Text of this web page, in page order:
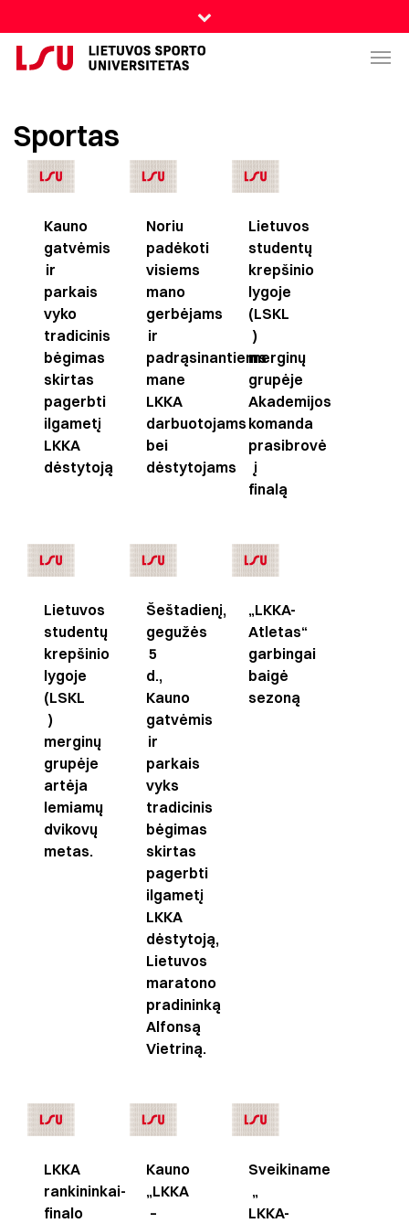
Sportas
Kauno
gatvėmis
ir
parkais
vyko
tradicinis
bėgimas
skirtas
pagerbti
ilgametį
LKKA
dėstytoją
Noriu
padėkoti
visiems
mano
gerbėjams
ir
padrąsinantiems
mane
LKKA
darbuotojams
bei
dėstytojams
Lietuvos
studentų
krepšinio
lygoje
(LSKL
)
merginų
grupėje
Akademijos
komanda
prasibrovė
į
finalą
Lietuvos
studentų
krepšinio
lygoje
(LSKL
)
merginų
grupėje
artėja
lemiamų
dvikovų
metas.
Šeštadienį,
gegužės
5
d.,
Kauno
gatvėmis
ir
parkais
vyks
tradicinis
bėgimas
skirtas
pagerbti
ilgametį
LKKA
dėstytoją,
Lietuvos
maratono
pradininką
Alfonsą
Vietriną.
„LKKA-
Atletas“
garbingai
baigė
sezoną
LKKA
rankininkai-
finalo
Kauno
„LKKA
–
Sveikiname
„
LKKA-